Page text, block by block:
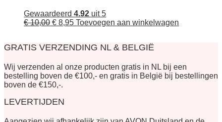
Gewaardeerd 4.92 uit 5
€10,00 Oorspronkelijke
€ 10,00.
€ 8,95Huidige
€ 8,95.
Toevoegen aan winkelwagen
GRATIS VERZENDING NL & BELGIË
Wij verzenden al onze producten gratis in NL bij een
bestelling boven de €100,- en gratis in België bij bestellingen
boven de €150,-.
LEVERTIJDEN